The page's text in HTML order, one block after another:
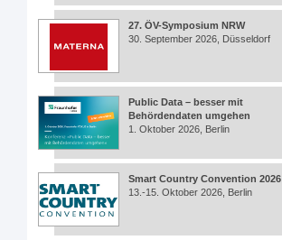
27. ÖV-Symposium NRW
30. September 2026, Düsseldorf
Public Data – besser mit
Behördendaten umgehen
1. Oktober 2026, Berlin
Smart Country Convention 2026
13.-15. Oktober 2026, Berlin